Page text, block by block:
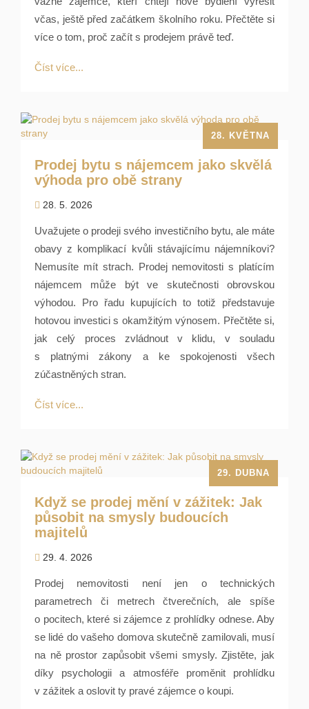
včas, ještě před začátkem školního roku. Přečtěte si
více o tom, proč začít s prodejem právě teď.
Číst více...
28. KVĚTNA
Prodej bytu s nájemcem jako skvělá
výhoda pro obě strany
28. 5. 2026
Uvažujete o prodeji svého investičního bytu, ale máte
obavy z komplikací kvůli stávajícímu nájemníkovi?
Nemusíte mít strach. Prodej nemovitosti s platícím
nájemcem může být ve skutečnosti obrovskou
výhodou. Pro řadu kupujících to totiž představuje
hotovou investici s okamžitým výnosem. Přečtěte si,
jak celý proces zvládnout v klidu, v souladu
s platnými zákony a ke spokojenosti všech
zúčastněných stran.
Číst více...
29. DUBNA
Když se prodej mění v zážitek: Jak
působit na smysly budoucích
majitelů
29. 4. 2026
Prodej nemovitosti není jen o technických
parametrech či metrech čtverečních, ale spíše
o pocitech, které si zájemce z prohlídky odnese. Aby
se lidé do vašeho domova skutečně zamilovali, musí
na ně prostor zapůsobit všemi smysly. Zjistěte, jak
díky psychologii a atmosféře proměnit prohlídku
v zážitek a oslovit ty pravé zájemce o koupi.